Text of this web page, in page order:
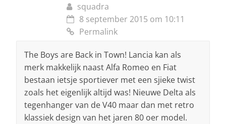
squadra
8 september 2015 om 10:11
Permalink
The Boys are Back in Town! Lancia kan als
merk makkelijk naast Alfa Romeo en Fiat
bestaan ietsje sportiever met een sjieke twist
zoals het eigenlijk altijd was! Nieuwe Delta als
tegenhanger van de V40 maar dan met retro
klassiek design van het jaren 80 oer model.